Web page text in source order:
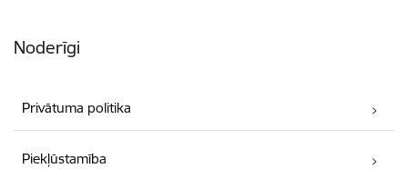
Noderīgi
Privātuma politika
Piekļūstamība